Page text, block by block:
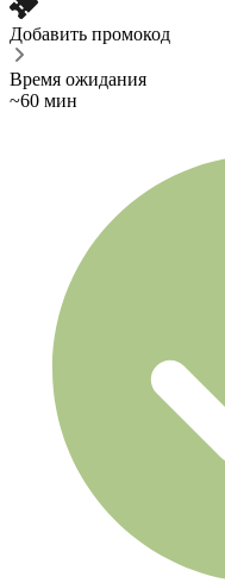
Добавить промокод
Время ожидания
~60 мин